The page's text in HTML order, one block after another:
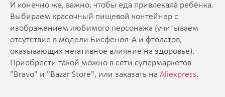
И конечно же, важно, чтобы еда привлекала ребёнка.
Выбираем красочный пищевой контейнер с
изображением любимого персонажа (учитываем
отсутствие в модели Бисфенол-А и фтолатов,
оказывающих негативное влияние на здоровье).
Приобрести такой можно в сети супермаркетов
"Bravo" и "Bazar Store", или заказать на Aliexpress.